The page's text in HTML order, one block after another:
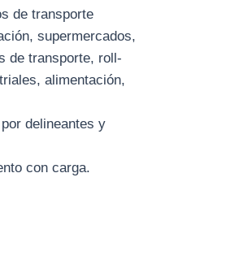
de transporte
supermercados,
de transporte, roll-
alimentación,
delineantes y
con carga.